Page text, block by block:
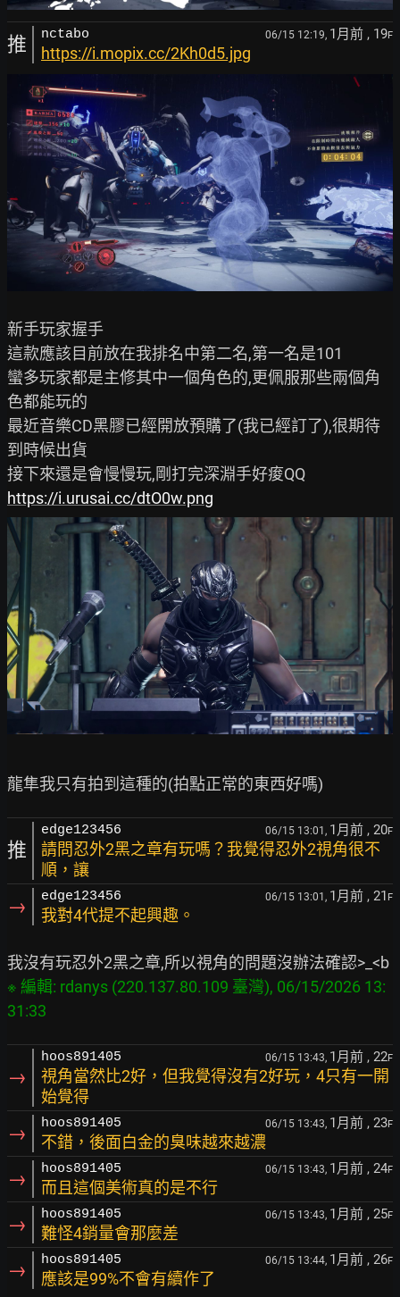
推 nctabo 06/15 12:19, 1月前 , 19F
https://i.mopix.cc/2Kh0d5.jpg
新手玩家握手
這款應該目前放在我排名中第二名,第一名是101
蠻多玩家都是主修其中一個角色的,更佩服那些兩個角
色都能玩的
最近音樂CD黑膠已經開放預購了(我已經訂了),很期待
到時候出貨
https://i.urusai.cc/dtO0w.png
推
edge123456 06/15 13:01, 1月前 , 20F
請問忍外2黑之章有玩嗎？我覺得忍外2視角很不
順，讓
→ edge123456 06/15 13:01, 1月前 , 21 F
我對4代提不起興趣。
※ 編輯: rdanys (220.137.80.109 臺灣), 06/15/2026 13:
→
hoos891405 06/15 13:43, 1月前 , 22F
視角當然比2好，但我覺得沒有2好玩，4只有一開
始覺得
→ hoos891405 06/15 13:43, 1月前 , 23F
不錯，後面白金的臭味越來越濃
→ hoos891405 06/15 13:43, 1月前 , 24F
而且這個美術真的是不行
→ hoos891405 06/15 13:43, 1月前 , 25F
難怪4銷量會那麼差
→ hoos891405 06/15 13:44, 1月前 , 26F
應該是99%不會有續作了